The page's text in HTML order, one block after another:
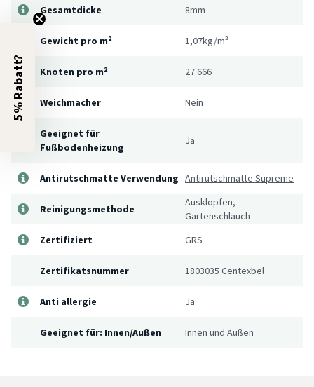
Gesamtdicke 8mm
Gewicht pro m² 1,07kg/m²
Knoten pro m² 27.666
Weichmacher Nein
Geeignet für
Fußbodenheizung
Ja
Antirutschmatte Verwendung Antirutschmatte Supreme
Reinigungsmethode
Ausklopfen,
Gartenschlauch
Zertifiziert
GRS
Zertifikatsnummer 1803035 Centexbel
Anti allergie Ja
Geeignet für: Innen/Außen Innen und Außen
5% Rabatt?